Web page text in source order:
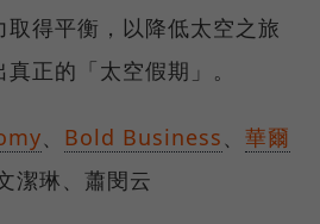
得平衡，以降低太空之旅
正的「太空假期」。
、 Bold Business、 華爾
潔琳、蕭閔云